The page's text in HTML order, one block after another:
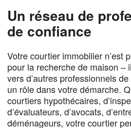
Un réseau de
de confiance
Votre courtier immobilier n’est
pour la recherche de maison –
vers d’autres professionnels
un rôle dans votre démarche.
courtiers hypothécaires,
d’évaluateurs, d’avocats,
déménageurs, votre courtier